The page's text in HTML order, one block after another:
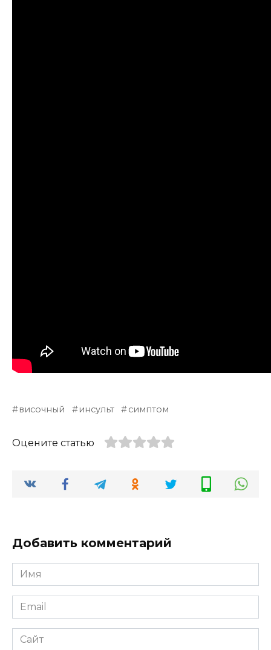
височный инсульт симптом
Оцените статью
Добавить комментарий
Имя
*
Email
*
Сайт